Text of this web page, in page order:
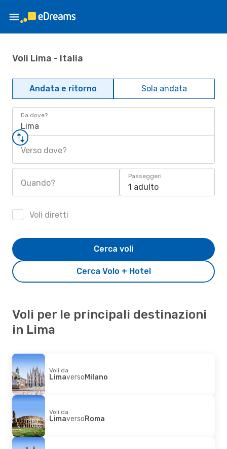
Voli Lima - Italia
Andata e ritorno Sola andata
Da dove?
Lima
Verso dove?
Quando?
Passeggeri
1 adulto
Voli diretti
Cerca Volo + Hotel
Cerca voli
Voli per le principali destinazioni
in Lima
Voli da
LimaversoMilano
Voli da
LimaversoRoma